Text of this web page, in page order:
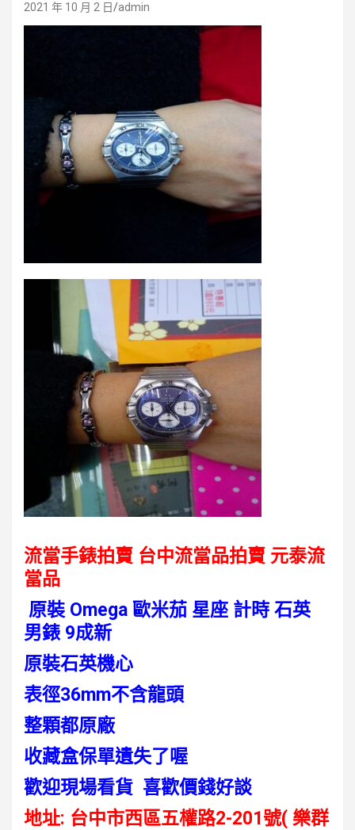
2021 年 10 月 2 日 admin
流當手錶拍賣 台中流當品拍賣 元泰流
當品
原裝 Omega 歐米茄 星座 計時 石英
男錶 9成新
原裝石英機心
表徑36mm不含龍頭
整顆都原廠
收藏盒保單遺失了喔
歡迎現場看貨 喜歡價錢好談
地址: 台中市西區五權路2-201號( 樂群